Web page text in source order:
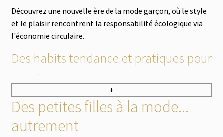
Découvrez une nouvelle ère de la mode garçon, où le style
et le plaisir rencontrent la responsabilité écologique via
l'économie circulaire.
Des habits tendance et pratiques pour
tous les usages
Notre collection met en avant des vêtements qui
intègrent les tendances actuelles (Pat Patrouille, Disney,
Mickey ou Cars sont des valeurs sûres chez les plus jeunes,
+
Des petites filles à la mode...
autrement